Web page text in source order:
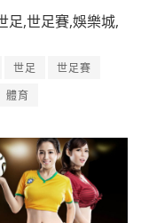
足,世足賽,娛樂城,
世足
世足賽
體育